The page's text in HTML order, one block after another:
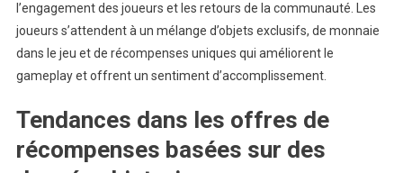
l’engagement des joueurs et les retours de la communauté. Les
joueurs s’attendent à un mélange d’objets exclusifs, de monnaie
dans le jeu et de récompenses uniques qui améliorent le
gameplay et offrent un sentiment d’accomplissement.
Tendances dans les offres de
récompenses basées sur des